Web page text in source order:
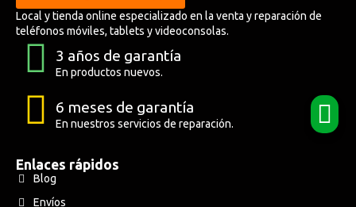
Local y tienda online especializado en la venta y reparación de
teléfonos móviles, tablets y videoconsolas.
3 años de garantía
En productos nuevos.
6 meses de garantía
En nuestros servicios de reparación.
Enlaces rápidos
Blog
Envíos